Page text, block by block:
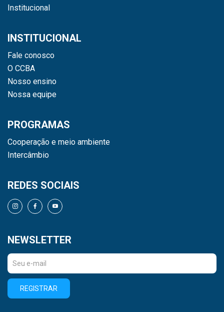
Institucional
INSTITUCIONAL
Fale conosco
O CCBA
Nosso ensino
Nossa equipe
PROGRAMAS
Cooperação e meio ambiente
Intercâmbio
REDES SOCIAIS
NEWSLETTER
REGISTRAR